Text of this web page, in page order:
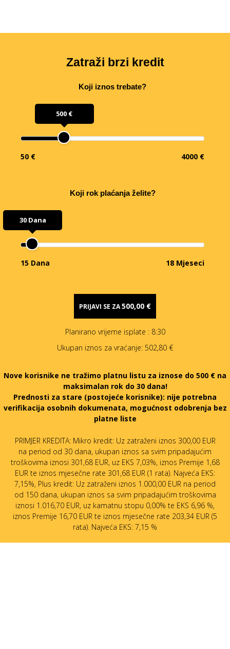
Zatraži brzi kredit
Koji iznos trebate?
500 €
50 € 4000 €
Koji rok plaćanja želite?
30 Dana
15 Dana 18 Mjeseci
PRIJAVI SE ZA500,00 €
Planirano vrijeme isplate : 8:30
Ukupan iznos za vraćanje: 502,80 €
Nove korisnike ne tražimo platnu listu za iznose do 500 € na
maksimalan rok do 30 dana!
Prednosti za stare (postojeće korisnike): nije potrebna
verifikacija osobnih dokumenata, mogućnost odobrenja bez
platne liste
PRIMJER KREDITA: Mikro kredit: Uz zatraženi iznos 300,00 EUR
na period od 30 dana, ukupan iznos sa svim pripadajućim
troškovima iznosi 301,68 EUR, uz EKS 7,03%, iznos Premije 1,68
EUR te iznos mjesečne rate 301,68 EUR (1 rata). Najveća EKS:
7,15%, Plus kredit: Uz zatraženi iznos 1.000,00 EUR na period
od 150 dana, ukupan iznos sa svim pripadajućim troškovima
iznosi 1.016,70 EUR, uz kamatnu stopu 0,00% te EKS 6,96 %,
iznos Premije 16,70 EUR te iznos mjesečne rate 203,34 EUR (5
rata). Najveća EKS: 7,15 %